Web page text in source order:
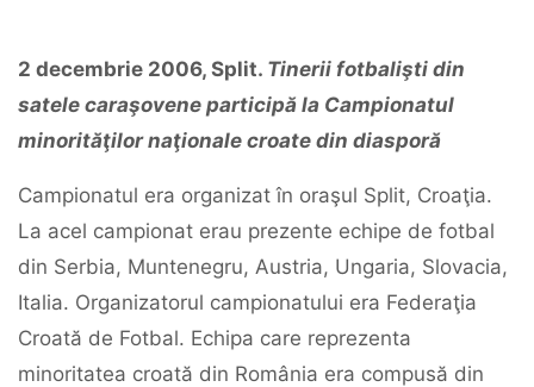
2 decembrie 2006, Split. Tinerii fotbalişti din
satele caraşovene participă la Campionatul
minorităţilor naţionale croate din diasporă
Campionatul era organizat în oraşul Split, Croaţia.
La acel campionat erau prezente echipe de fotbal
din Serbia, Muntenegru, Austria, Ungaria, Slovacia,
Italia. Organizatorul campionatului era Federaţia
Croată de Fotbal. Echipa care reprezenta
minoritatea croată din România era compusă din